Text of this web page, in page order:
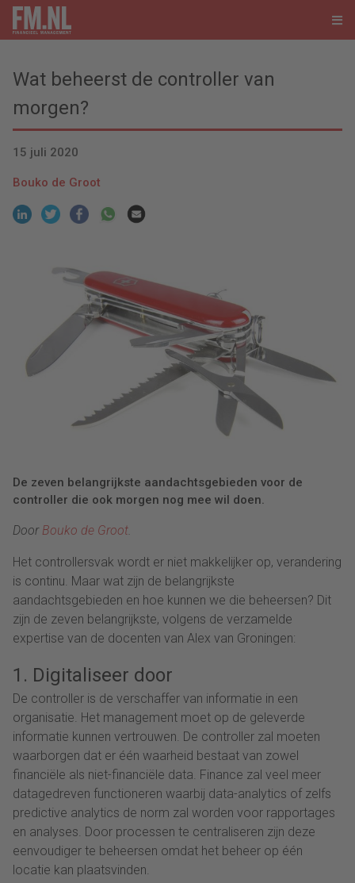
Wat beheerst de controller van
morgen?
15 juli 2020
Bouko de Groot
De zeven belangrijkste aandachtsgebieden voor de
controller die ook morgen nog mee wil doen.
Door Bouko de Groot.
Het controllersvak wordt er niet makkelijker op, verandering
is continu. Maar wat zijn de belangrijkste
aandachtsgebieden en hoe kunnen we die beheersen? Dit
zijn de zeven belangrijkste, volgens de verzamelde
expertise van de docenten van Alex van Groningen:
1. Digitaliseer door
De controller is de verschaffer van informatie in een
organisatie. Het management moet op de geleverde
informatie kunnen vertrouwen. De controller zal moeten
waarborgen dat er één waarheid bestaat van zowel
financiële als niet-financiële data. Finance zal veel meer
datagedreven functioneren waarbij data-analytics of zelfs
predictive analytics de norm zal worden voor rapportages
en analyses. Door processen te centraliseren zijn deze
eenvoudiger te beheersen omdat het beheer op één
locatie kan plaatsvinden.